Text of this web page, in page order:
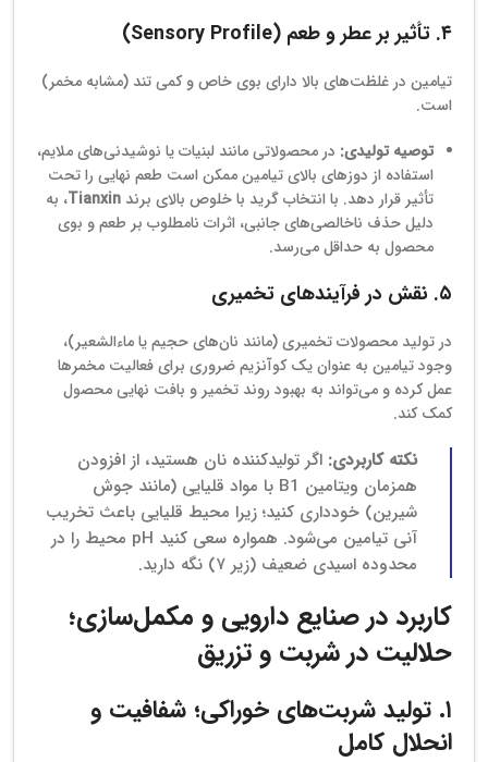
۴. تأثیر بر عطر و طعم (Sensory Profile)
تیامین در غلظت‌های بالا دارای بوی خاص و کمی تند (مشابه مخمر)
است.
توصیه تولیدی: در محصولاتی مانند لبنیات یا نوشیدنی‌های ملایم،
استفاده از دوزهای بالای تیامین ممکن است طعم نهایی را تحت
تأثیر قرار دهد. با انتخاب گرید با خلوص بالای برند Tianxin، به
دلیل حذف ناخالصی‌های جانبی، اثرات نامطلوب بر طعم و بوی
محصول به حداقل می‌رسد.
۵. نقش در فرآیندهای تخمیری
در تولید محصولات تخمیری (مانند نان‌های حجیم یا ماءالشعیر)،
وجود تیامین به عنوان یک کوآنزیم ضروری برای فعالیت مخمرها
عمل کرده و می‌تواند به بهبود روند تخمیر و بافت نهایی محصول
کمک کند.
نکته کاربردی: اگر تولیدکننده نان هستید، از افزودن
همزمان ویتامین B1 با مواد قلیایی (مانند جوش
شیرین) خودداری کنید؛ زیرا محیط قلیایی باعث تخریب
آنی تیامین می‌شود. همواره سعی کنید pH محیط را در
محدوده اسیدی ضعیف (زیر ۷) نگه دارید.
کاربرد در صنایع دارویی و مکمل‌سازی؛
حلالیت در شربت و تزریق
۱. تولید شربت‌های خوراکی؛ شفافیت و
انحلال کامل